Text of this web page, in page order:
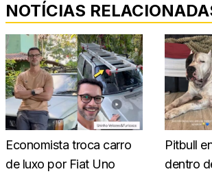
NOTÍCIAS
Economista troca carro
de luxo por Fiat Uno
Pitbull
dentro